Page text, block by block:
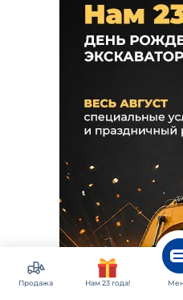
Продажа Нам 23 года!